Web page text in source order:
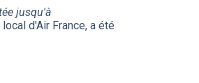
jusqu'à
d'Air France, a été